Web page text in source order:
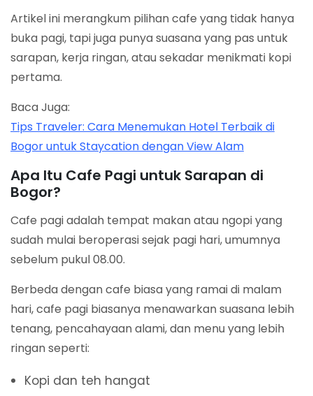
Artikel ini merangkum pilihan cafe yang tidak hanya
buka pagi, tapi juga punya suasana yang pas untuk
sarapan, kerja ringan, atau sekadar menikmati kopi
pertama.
Baca Juga:
Tips Traveler: Cara Menemukan Hotel Terbaik di
Bogor untuk Staycation dengan View Alam
Apa Itu Cafe Pagi untuk Sarapan di
Bogor?
Cafe pagi adalah tempat makan atau ngopi yang
sudah mulai beroperasi sejak pagi hari, umumnya
sebelum pukul 08.00.
Berbeda dengan cafe biasa yang ramai di malam
hari, cafe pagi biasanya menawarkan suasana lebih
tenang, pencahayaan alami, dan menu yang lebih
ringan seperti:
Kopi dan teh hangat